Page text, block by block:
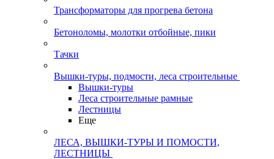
Трансформаторы для прогрева бетона
Бетоноломы, молотки отбойные, пики
Тачки
Вышки-туры, подмости, леса строительные
Вышки-туры
Леса строительные рамные
Лестницы
Еще
ЛЕСА, ВЫШКИ-ТУРЫ И ПОМОСТИ,
ЛЕСТНИЦЫ